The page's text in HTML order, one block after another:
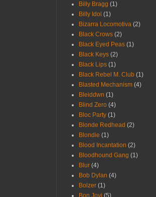
Billy Bragg (1)
Billy Idol (1)
Bizarra Locomotiva (2)
Black Crows (2)
Black Eyed Peas (1)
Black Keys (2)
Black Lips (1)
Black Rebel M. Club (1)
Blasted Mechanism (4)
Bleiddwn (1)
Blind Zero (4)
Bloc Party (1)
Blonde Redhead (2)
Blondie (1)
Blood Incantation (2)
Bloodhound Gang (1)
Blur (4)
Bob Dylan (4)
Bolzer (1)